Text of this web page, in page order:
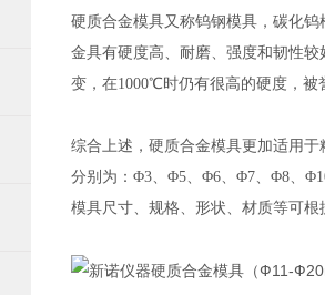
硬质合金模具又称钨钢模具，碳化
金具有硬度高、耐磨、强度和韧性
变，在1000℃时仍有很高的硬度，被
综合上述，硬质合金模具更加适用
分别为：Φ3、Φ5、Φ6、Φ7、Φ8、
模具尺寸、规格、形状、材质等可根